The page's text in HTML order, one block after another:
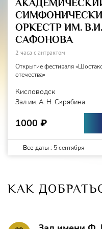
Вторая дама –Ксения
Третья дама –Ольга
Тамино, принц –
Зарастро,
Алексей Еремин
Моностатос, мавр в
Журавлёв
Оратор –Данил
Папагена, невеста
ОРКЕСТР ИМ. В.И.
САФОНОВА
2 часа с антрактом
Открытие фестиваля
отечества»
Кисловодск
Зал им. А. Н. Скрябина
1000 ₽
Все даты : 5 сентября
КАК